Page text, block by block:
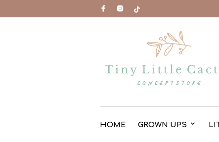
HOME GROWN UPS